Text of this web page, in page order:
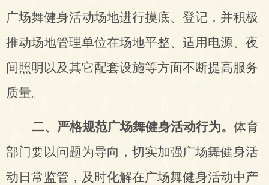
广场舞健身活动场地进行摸底、登记，并积极
推动场地管理单位在场地平整、适用电源、夜
间照明以及其它配套设施等方面不断提高服务
质量。
二、严格规范广场舞健身活动行为。 体育
部门要以问题为导向，切实加强广场舞健身活
动日常监管，及时化解在广场舞健身活动中产